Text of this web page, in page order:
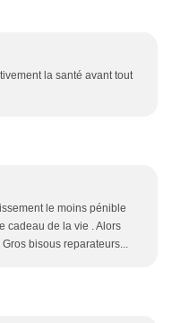
la santé avant tout
le moins pénible
cadeau de la vie . Alors
bisous reparateurs...